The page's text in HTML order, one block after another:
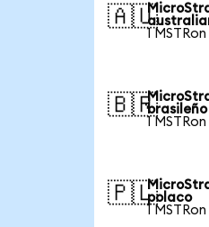
🇦🇺
1
🇧🇷brasileño
1
🇵🇱polaco
1